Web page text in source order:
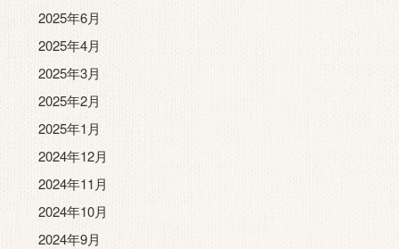
2025年6月
2025年4月
2025年3月
2025年2月
2025年1月
2024年12月
2024年11月
2024年10月
2024年9月